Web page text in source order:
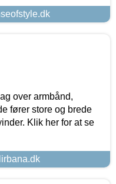
over armbånd,
fører store og brede
Klik her for at se